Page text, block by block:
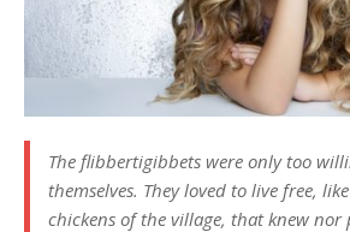
The flibbertigibbets were only too
themselves. They loved to live free,
chickens of the village, that knew nor